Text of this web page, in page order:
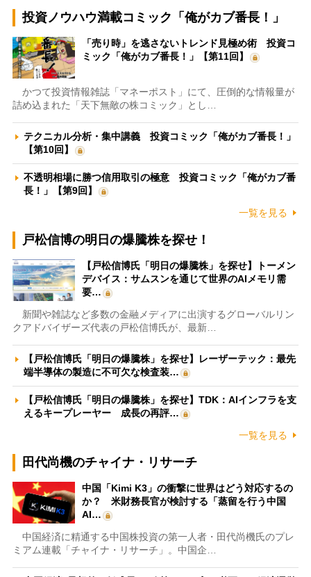
投資ノウハウ満載コミック「俺がカブ番長！」
「売り時」を逃さないトレンド見極め術 投資コ
ミック「俺がカブ番長！」【第11回】
かつて投資情報雑誌「マネーポスト」にて、圧倒的な情報量が
詰め込まれた「天下無敵の株コミック」とし…
テクニカル分析・集中講義 投資コミック「俺がカブ番長！」
【第10回】
不透明相場に勝つ信用取引の極意 投資コミック「俺がカブ番
長！」【第9回】
一覧を見る
戸松信博の明日の爆騰株を探せ！
【戸松信博氏「明日の爆騰株」を探せ】トーメン
デバイス：サムスンを通じて世界のAIメモリ需
要…
新聞や雑誌など多数の金融メディアに出演するグローバルリン
クアドバイザーズ代表の戸松信博氏が、最新…
【戸松信博氏「明日の爆騰株」を探せ】レーザーテック：最先
端半導体の製造に不可欠な検査装…
【戸松信博氏「明日の爆騰株」を探せ】TDK：AIインフラを支
えるキープレーヤー 成長の再評…
一覧を見る
田代尚機のチャイナ・リサーチ
中国「Kimi K3」の衝撃に世界はどう対応するの
か？ 米財務長官が検討する「蒸留を行う中国
AI…
中国経済に精通する中国株投資の第一人者・田代尚機氏のプレ
ミアム連載「チャイナ・リサーチ」。中国企…